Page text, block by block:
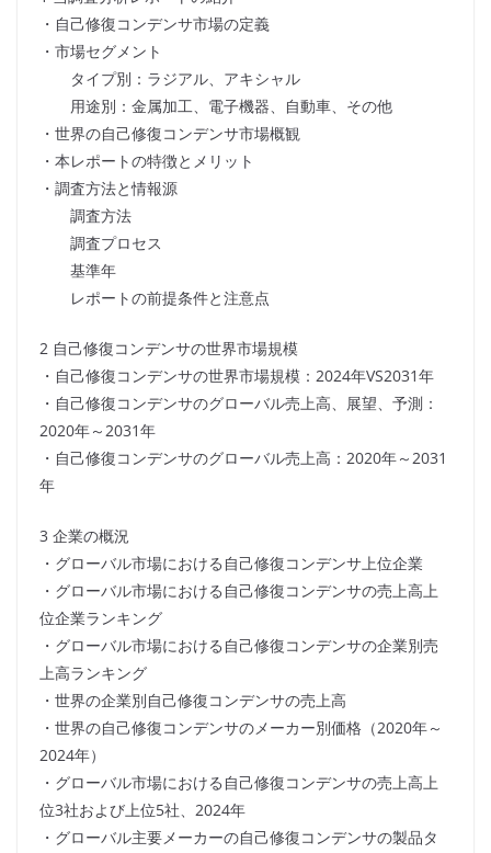
・自己修復コンデンサ市場の定義
・市場セグメント
タイプ別：ラジアル、アキシャル
用途別：金属加工、電子機器、自動車、その他
・世界の自己修復コンデンサ市場概観
・本レポートの特徴とメリット
・調査方法と情報源
調査方法
調査プロセス
基準年
レポートの前提条件と注意点
2 自己修復コンデンサの世界市場規模
・自己修復コンデンサの世界市場規模：2024年VS2031年
・自己修復コンデンサのグローバル売上高、展望、予測：
2020年～2031年
・自己修復コンデンサのグローバル売上高：2020年～2031
年
3 企業の概況
・グローバル市場における自己修復コンデンサ上位企業
・グローバル市場における自己修復コンデンサの売上高上
位企業ランキング
・グローバル市場における自己修復コンデンサの企業別売
上高ランキング
・世界の企業別自己修復コンデンサの売上高
・世界の自己修復コンデンサのメーカー別価格（2020年～
2024年）
・グローバル市場における自己修復コンデンサの売上高上
位3社および上位5社、2024年
・グローバル主要メーカーの自己修復コンデンサの製品タ